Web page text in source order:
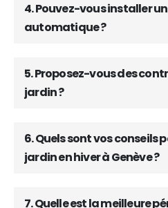
4. Pouvez-vous installer
automatique ?
5. Proposez-vous des
jardin ?
6. Quels sont vos conseils
jardin en hiver à Genève ?
7. Quelle est la meilleure